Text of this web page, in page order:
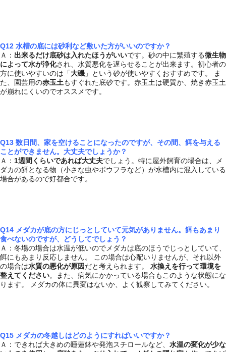
Q12 水槽の底には砂利など敷いた方がいいのですか？
Ａ： 出来るだけ底砂は入れたほうがいいです。砂の中に繁殖する微生物
によって水が浄化され、水質悪化を遅らせることが出来ます。初心者の
方に使いやすいのは「大磯 」という砂が使いやすくおすすめです。 ま
た、園芸用の赤玉土もすぐれた底砂です。赤玉土は硬質か、焼き赤玉土
が崩れにくいのでオススメです。
Q13 数日間、家を空けることになったのですが、その間、餌を与える
ことができません。大丈夫でしょうか？
Ａ： 1週間くらいであれば大丈夫でしょう。特に屋外飼育の場合は、メ
ダカの餌となる物（小さな虫やボウフラなど）が水槽内に混入している
場合があるので好都合です。
Q14 メダカが底の方にじっとしていて元気がありません。餌もあまり
食べないのですが、どうしてでしょう？
Ａ：冬場の場合は水温が低いのでメダカは底のほうでじっとしていて、
餌にもあまり反応しません。 この場合は心配いりませんが、それ以外
の場合は水質の悪化が原因だと考えられます。 水換えを行って環境を
整えてください。また、病気にかかっている場合もこのような状態にな
ります。 メダカの体に異変はないか、よく観察してみてください。
Q15 メダカの冬越しはどのようにすればいいですか？
Ａ：できれば大きめの睡蓮鉢や発泡スチロールなど、 水温の変化が少な